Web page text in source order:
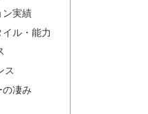
ン実績
ル・能力
ス
の凄み